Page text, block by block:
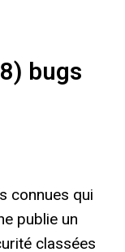
bugs
connues qui
publie un
classées